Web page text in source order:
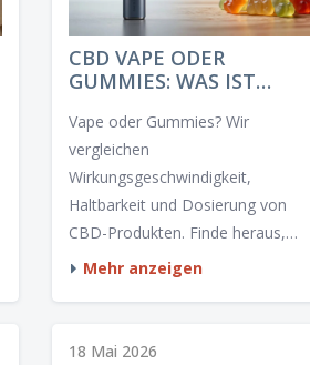
CBD VAPE ODER
GUMMIES: WAS IST
(VERGLEICH 2026)
Vape oder Gummies? Wir
vergleichen
Wirkungsgeschwindigkeit,
Haltbarkeit und Dosierung von
CBD-Produkten. Finde heraus,
welche Methode besser zu deinem
Mehr anzeigen
18 Mai 2026